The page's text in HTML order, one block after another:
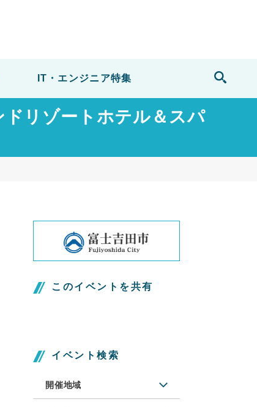
IT・エンジニア特集
リゾートホテル＆スパ
このイベントを共有
イベント検索
開催地域